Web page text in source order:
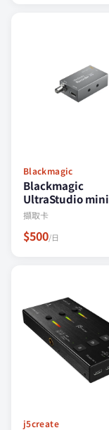
Blackmagic
Blackmagic
UltraStudio mini
recorder
擷取卡
$500/日
j5create